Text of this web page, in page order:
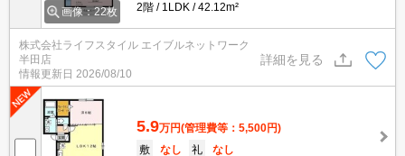
画像：22枚
2階
1LDK 42.12m²
株式会社ライフスタイル エイブルネットワーク
半田店
情報更新日 2026/08/10
詳細を見る
5.9万円(管理費等：5,500円)
敷
なし 礼
なし